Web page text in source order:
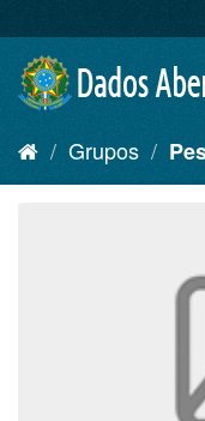
para
conteúdo
Grupos